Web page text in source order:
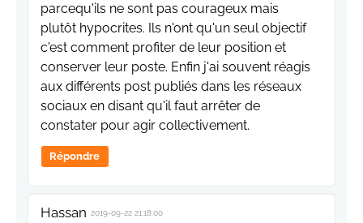
parcequ'ils ne sont pas courageux mais
plutôt hypocrites. Ils n'ont qu'un seul objectif
c'est comment profiter de leur position et
conserver leur poste. Enfin j'ai souvent réagis
aux différents post publiés dans les réseaux
sociaux en disant qu'il faut arrêter de
constater pour agir collectivement.
Répondre
Hassan 2019-09-22 21:18:00